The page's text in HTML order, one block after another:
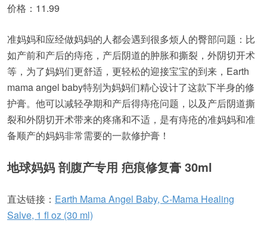
价格：11.99
准妈妈和应经做妈妈的人都会遇到很多烦人的臀部问题：比
如产前和产后的痔疮，产后阴道的肿胀和撕裂，外阴切开术
等，为了妈妈们更舒适，更轻松的迎接宝宝的到来，Earth
mama angel baby特别为妈妈们精心设计了这款下半身的修
护膏。他可以减轻孕期和产后得痔疮问题，以及产后阴道撕
裂和外阴切开术带来的疼痛和不适，是有痔疮的准妈妈和准
备顺产的妈妈非常需要的一款修护膏！
地球妈妈 剖腹产专用 疤痕修复膏 30ml
直达链接： Earth Mama Angel Baby, C-Mama Healing
Salve, 1 fl oz (30 ml)